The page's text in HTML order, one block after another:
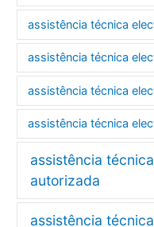
assistência técnica
assistência técnica
assistência técnica
assistência técnica
assistência
autorizada
assistência